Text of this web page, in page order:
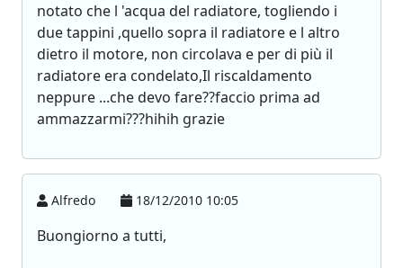
notato che l 'acqua del radiatore, togliendo i
due tappini ,quello sopra il radiatore e l altro
dietro il motore, non circolava e per di più il
radiatore era condelato,Il riscaldamento
neppure ...che devo fare??faccio prima ad
ammazzarmi???hihih grazie
Alfredo 18/12/2010 10:05
Buongiorno a tutti,